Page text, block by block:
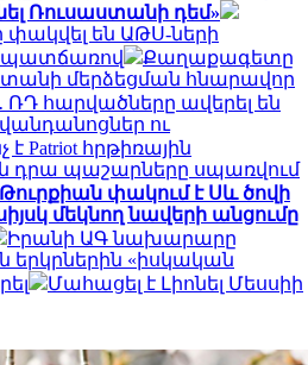
Ռուսաստանի դեմ»
փակվել են ԱԹՍ-ների
պատճառով
Քաղաքագետը
մերձեցման հնարավոր
ՌԴ հարվածները ավերել են
ու
է Patriot հրթիռային
դրա պաշարները սպառվում
Թուրքիան փակում է Սև ծովի
մեկնող նավերի անցումը
Իրանի ԱԳ նախարարը
«իսկական
Մահացել է Լիոնել Մեսսիի